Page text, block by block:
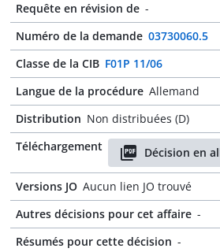
Requête en révision de -
Numéro de la demande 03730060.5
Classe de la CIB F01P 11/06
Langue de la procédure Allemand
Distribution Non distribuées (D)
Téléchargement
Décision en
Versions JO Aucun lien JO trouvé
Autres décisions pour cet affaire -
Résumés pour cette décision -